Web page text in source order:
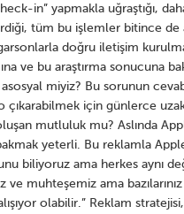
in” yapmakla uğraştığı,
tüm bu işlemler bitince de
doğru iletişim
ve bu araştırma sonucuna
miyiz? Bu sorunun
çıkarabilmek için günlerce
mutluluk mu? Aslında
yeterli. Bu reklamla
biliyoruz ama herkes aynı
muhteşemiz ama bazılarınız
olabilir.” Reklam